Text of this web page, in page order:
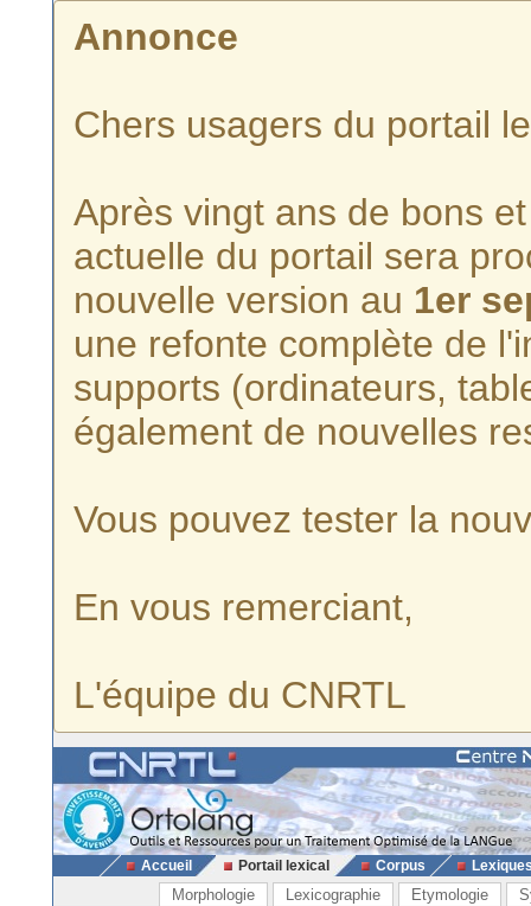
Annonce
Chers usagers du portail
Après vingt ans de bons
actuelle du portail sera
nouvelle version au 1er
une refonte complète de
supports (ordinateurs,
également de nouvelles
Vous pouvez tester la
En vous remerciant,
L'équipe du CNRTL
Accueil Portail lexical Corpus
Morphologie Lexicographie Etymologie